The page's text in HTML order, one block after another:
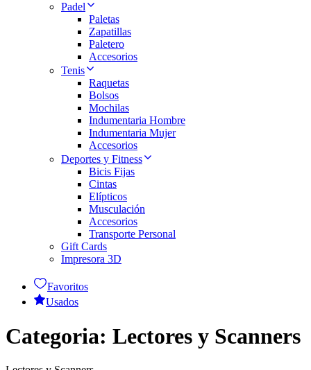
Padel
Paletas
Zapatillas
Paletero
Accesorios
Tenis
Raquetas
Bolsos
Mochilas
Indumentaria Hombre
Indumentaria Mujer
Accesorios
Deportes y Fitness
Bicis Fijas
Cintas
Elípticos
Musculación
Accesorios
Transporte Personal
Gift Cards
Impresora 3D
Favoritos
Usados
Categoria: Lectores y Scanners